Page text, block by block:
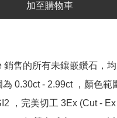
加至購物車
銷售的所有未鑲嵌鑽石，
0.30ct - 2.99ct ，顏色範
，完美切工 3Ex (Cut -